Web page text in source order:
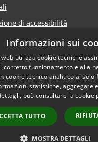
di accessibilità
di inaccessibilità
Informazioni sui
utilizza cookie tecnici e
corretto funzionamento e alla
cookie tecnico analitico al solo
statistiche, aggregate
può consultare la cookie
TUTTO
MOSTRA DETTAGLI